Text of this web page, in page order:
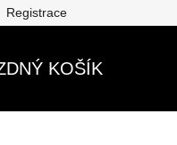
podmínky
Registrace
KOŠÍK